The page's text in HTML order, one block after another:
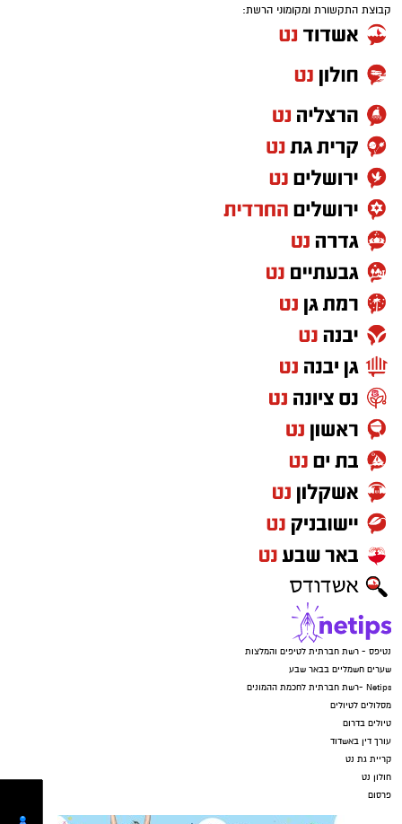
קבוצת התקשורת ומקומוני הרשת:
נטיפס - רשת חברתית לטיפים והמלצות
שערים חשמליים בבאר שבע
Netips -רשת חברתית לחכמת ההמונים
מסלולים לטיולים
טיולים בדרום
עורך דין באשדוד
קריית גת נט
חולון נט
פרסום